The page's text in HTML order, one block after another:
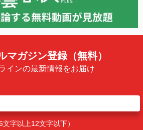
マガジン登録（無料）
インの最新情報をお届け
字以上12文字以下）